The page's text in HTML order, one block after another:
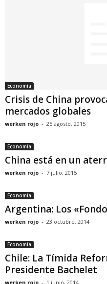
Economía
Crisis de China
mercados globales
werken rojo - 25 agosto, 2015
Economía
China está en un
werken rojo - 7 julio, 2015
Economía
Argentina: Los
werken rojo - 23 octubre, 2014
Economía
Chile: La Tímida
Presidente Bachelet
werken rojo - 1 junio, 2014